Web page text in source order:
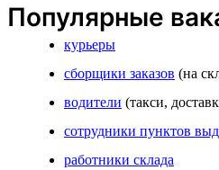
Популярные
курьеры
сборщики заказов (на
водители (такси,
сотрудники пунктов
работники склада